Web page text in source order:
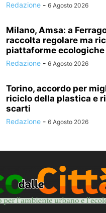
Redazione - 6 Agosto 2026
Milano, Amsa: a
raccolta regolare ma
piattaforme
Redazione - 6 Agosto 2026
Torino, accordo per
riciclo della plastica e
scarti
Redazione - 6 Agosto 2026